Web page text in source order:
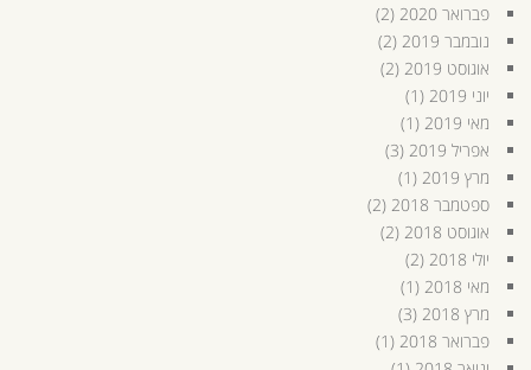
פברואר 2020
(2)
נובמבר 2019
(2)
אוגוסט 2019
(2)
יוני 2019
(1)
מאי 2019
(1)
אפריל 2019
(3)
מרץ 2019
(1)
ספטמבר 2018
(2)
אוגוסט 2018
(2)
יולי 2018
(2)
מאי 2018
(1)
מרץ 2018
(3)
פברואר 2018
(1)